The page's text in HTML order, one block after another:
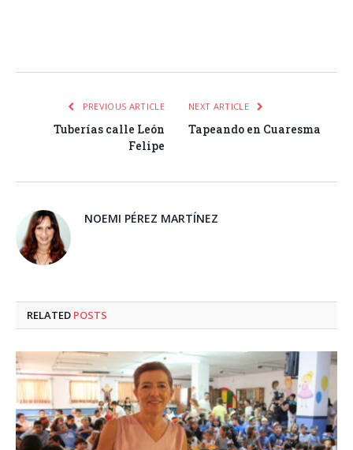
PREVIOUS ARTICLE
Tuberías calle León
Felipe
NEXT ARTICLE
Tapeando en Cuaresma
NOEMI PÉREZ MARTÍNEZ
RELATED POSTS